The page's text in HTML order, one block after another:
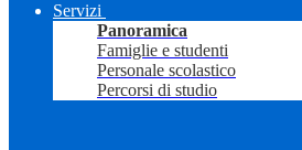
Servizi
Panoramica
Famiglie e studenti
Personale scolastico
Percorsi di studio